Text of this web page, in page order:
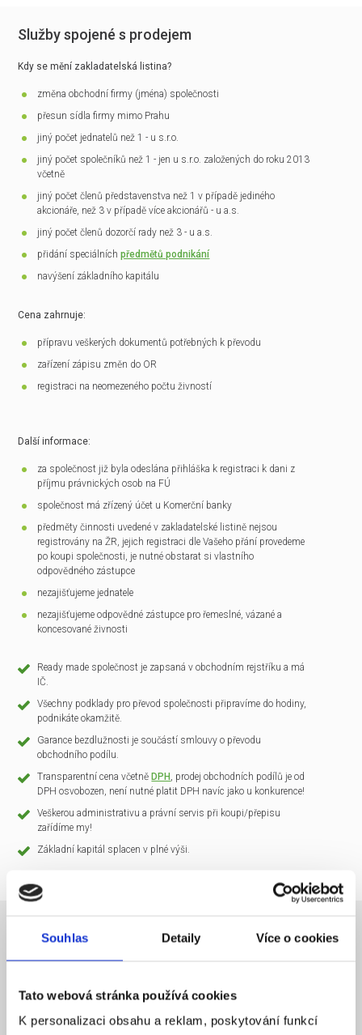
Souhlas Detaily Více o cookies
Tato webová stránka používá cookies
K personalizaci obsahu a reklam, poskytování funkcí
Služby spojené s prodejem
Kdy se mění zakladatelská listina?
změna obchodní firmy (jména) společnosti
přesun sídla firmy mimo Prahu
jiný počet jednatelů než 1 - u s.r.o.
jiný počet společníků než 1 - jen u s.r.o. založených do roku 2013
včetně
jiný počet členů představenstva než 1 v případě jediného
akcionáře, než 3 v případě více akcionářů - u a.s.
jiný počet členů dozorčí rady než 3 - u a.s.
přidání speciálníchpředmětů podnikání
navýšení základního kapitálu
Cena zahrnuje:
přípravu veškerých dokumentů potřebných k převodu
zařízení zápisu změn do OR
registraci na neomezeného počtu živností
Další informace:
za společnost již byla odeslána přihláška k registraci k dani z
příjmu právnických osob na FÚ
společnost má zřízený účet u Komerční banky
předměty činnosti uvedené v zakladatelské listině nejsou
registrovány na ŽR, jejich registraci dle Vašeho přání provedeme
po koupi společnosti, je nutné obstarat si vlastního
odpovědného zástupce
nezajišťujeme jednatele
nezajišťujeme odpovědné zástupce pro řemeslné, vázané a
koncesované živnosti
Ready made společnost je zapsaná v obchodním rejstříku a má
IČ.
Všechny podklady pro převod společnosti připravíme do hodiny,
podnikáte okamžitě.
Garance bezdlužnosti je součástí smlouvy o převodu
obchodního podílu.
Transparentní cena včetně DPH , prodej obchodních podílů je od
DPH osvobozen, není nutné platit DPH navíc jako u konkurence!
Veškerou administrativu a právní servis při koupi/přepisu
zařídíme my!
Základní kapitál splacen v plné výši.
KAPITÁL
SÍDLO Praha 1